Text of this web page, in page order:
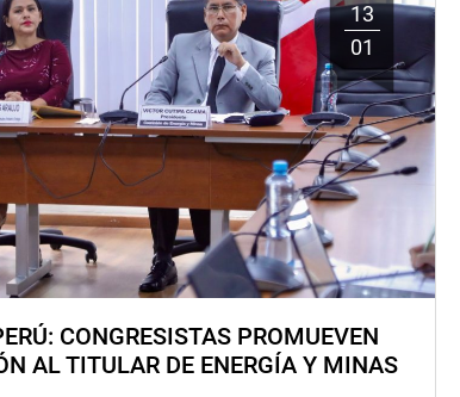
13
01
CONGRESISTAS PROMUEVEN
AL TITULAR DE ENERGÍA Y MINAS